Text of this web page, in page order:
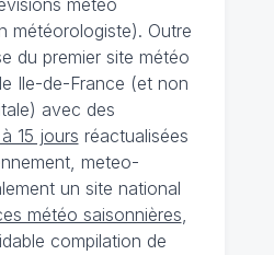
météo
météorologiste). Outre
du premier site météo
Ile-de-France (et non
avec des
15 jours réactualisées
meteo-
un site national
météo saisonnières,
compilation de